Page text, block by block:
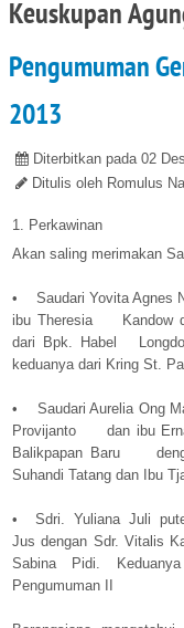
Keuskupan
Pengumuman
2013
Diterbitkan pada 02
Ditulis oleh Romulus
1. Perkawinan
Akan saling merimakan
• Saudari Yovita Agnes
ibu Theresia Kandow
dari Bpk. Habel
keduanya dari Kring St.
• Saudari Aurelia Ong
Provijanto dan ibu Erna
Balikpapan Baru
Suhandi Tatang dan Ibu
• Sdri. Yuliana Juli
Jus dengan Sdr. Vitalis
Sabina Pidi.
Pengumuman II